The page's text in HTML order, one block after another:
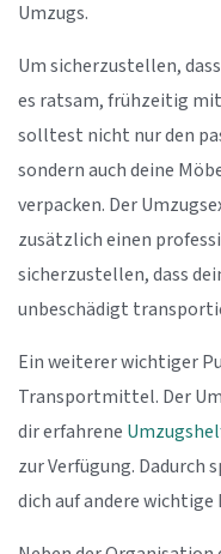
Umzugs.
Um sicherzustellen,
es ratsam, frühzeitig
solltest nicht nur den
sondern auch deine
verpacken. Der
zusätzlich einen
sicherzustellen, dass
unbeschädigt
Ein weiterer wichtiger
Transportmittel. Der
dir erfahrene
zur Verfügung. Dadurch
dich auf andere